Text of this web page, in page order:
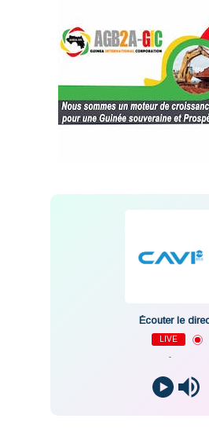
Écouter le
LIVE